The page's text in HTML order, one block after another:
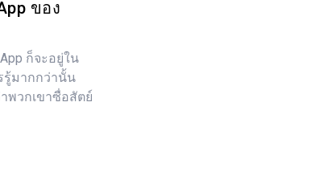
ของ
ก็จะอยู่ใน
รู้มากกว่านั้น
พวกเขาซื่อสัตย์